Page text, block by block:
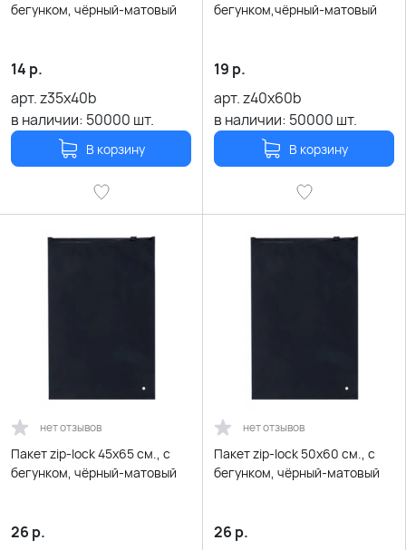
бегунком, чёрный-матовый
14 р.
арт.z35x40b
в наличии: 50000 шт.
В корзину
бегунком,чёрный-матовый
19 р.
арт.z40x60b
в наличии: 50000 шт.
В корзину
нет отзывов
Пакет zip-lock 45х65 см., с
бегунком, чёрный-матовый
26 р.
нет отзывов
Пакет zip-lock 50х60 см., с
бегунком, чёрный-матовый
26 р.